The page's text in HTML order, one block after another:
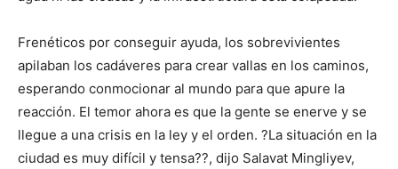
Frenéticos por conseguir ayuda, los sobrevivientes
apilaban los cadáveres para crear vallas en los caminos,
esperando conmocionar al mundo para que apure la
reacción. El temor ahora es que la gente se enerve y se
llegue a una crisis en la ley y el orden. ?La situación en la
ciudad es muy difícil y tensa??, dijo Salavat Mingliyev,